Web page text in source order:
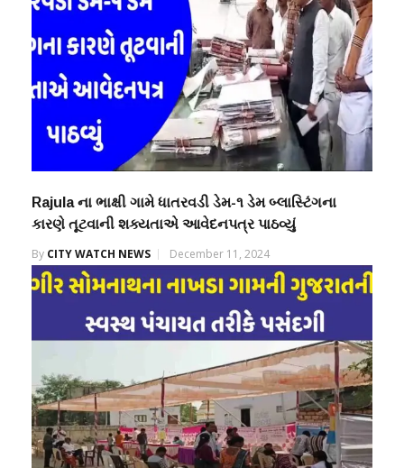
Rajula ના ભાક્ષી ગામે ધાતરવડી ડેમ-૧ ડેમ બ્લાસ્ટિંગના
કારણે તૂટવાની શક્યતાએ આવેદનપત્ર પાઠવ્યું
By CITY WATCH NEWS December 11, 2024